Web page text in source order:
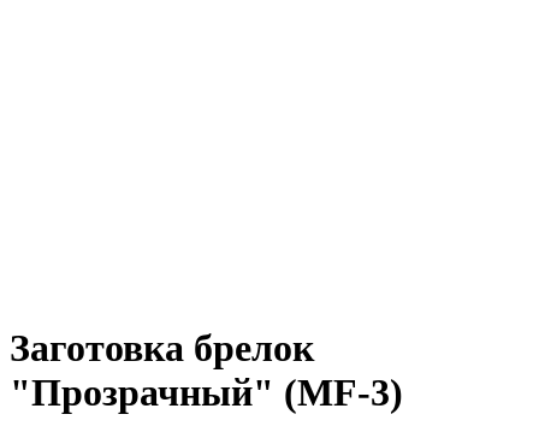
Заготовка брелок
"Прозрачный" (MF-3)